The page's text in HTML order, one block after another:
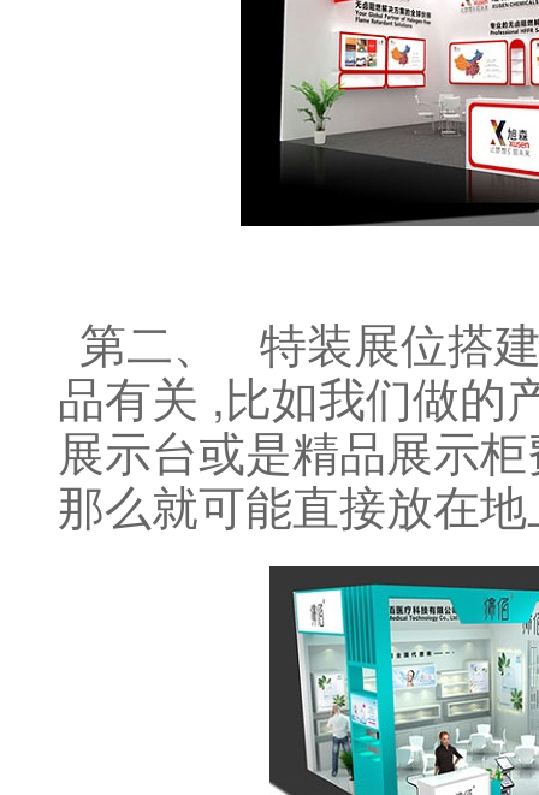
第二、 特装展位搭建
品有关 ,比如我们做的
展示台或是精品展示
那么就可能直接放在